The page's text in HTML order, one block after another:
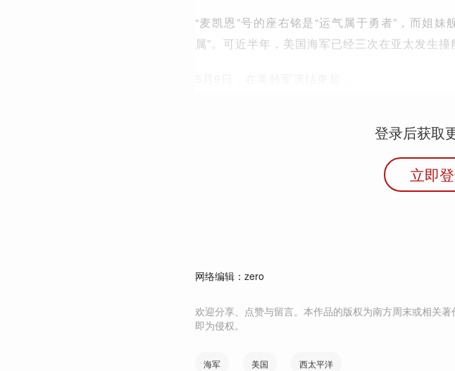
“麦凯恩”号的座右铭是“运气属于勇者”，而姐
属”。可近半年，美国海军已经三次在亚太发生撞
登录后获取
立即
网络编辑：zero
欢迎分享、点赞与留言。本作品的版权为南方周末或相关
即为侵权。
海军 美国 西太平洋